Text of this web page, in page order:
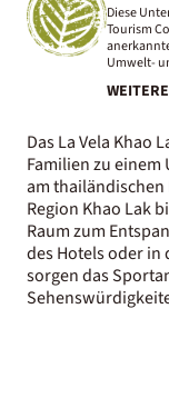
Diese
Tourism
Umwelt-
Das La Vela Khao
Familien zu
am thailändischen
Region Khao Lak
Raum zum
des Hotels oder in
sorgen das